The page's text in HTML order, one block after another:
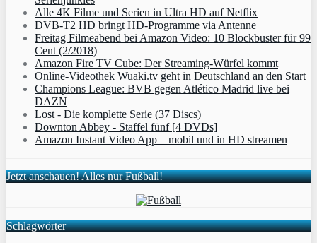
Alle 4K Filme und Serien in Ultra HD auf Netflix
DVB-T2 HD bringt HD-Programme via Antenne
Freitag Filmeabend bei Amazon Video: 10 Blockbuster für 99
Cent (2/2018)
Amazon Fire TV Cube: Der Streaming-Würfel kommt
Online-Videothek Wuaki.tv geht in Deutschland an den Start
Champions League: BVB gegen Atlético Madrid live bei
DAZN
Lost - Die komplette Serie (37 Discs)
Downton Abbey - Staffel fünf [4 DVDs]
Amazon Instant Video App – mobil und in HD streamen
Jetzt anschauen! Alles nur Fußball!
Schlagwörter